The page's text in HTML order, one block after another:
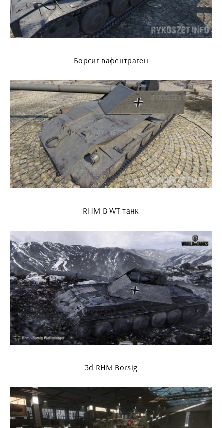
Борсиг вафентраген
RHM B WT танк
3d RHM Borsig